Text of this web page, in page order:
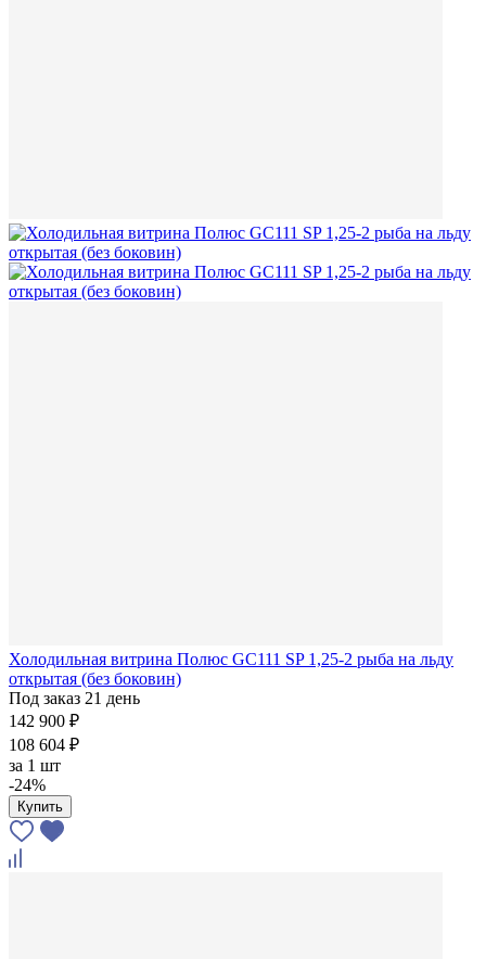
Холодильная витрина Полюс GC111 SP 1,25-2 рыба на льду
открытая (без боковин)
Под заказ 21 день
142 900 ₽
108 604 ₽
за 1 шт
-24%
Купить